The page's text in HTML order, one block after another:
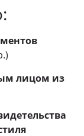
лицом из